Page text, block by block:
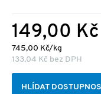
149,00 Kč
745,00 Kč/kg
133,04 Kč bez DPH
HLÍDAT